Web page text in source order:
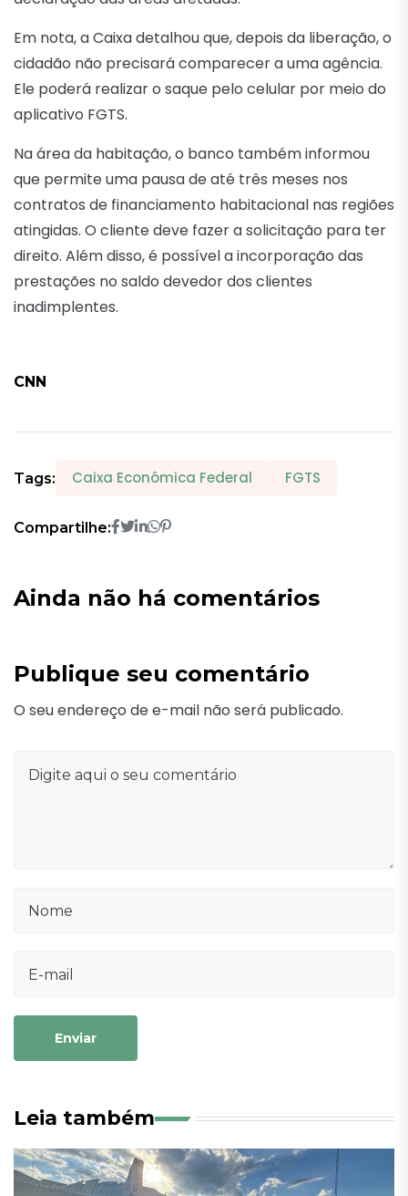
Em nota, a Caixa detalhou que, depois da liberação, o
cidadão não precisará comparecer a uma agência.
Ele poderá realizar o saque pelo celular por meio do
aplicativo FGTS.
Na área da habitação, o banco também informou
que permite uma pausa de até três meses nos
contratos de financiamento habitacional nas regiões
atingidas. O cliente deve fazer a solicitação para ter
direito. Além disso, é possível a incorporação das
prestações no saldo devedor dos clientes
inadimplentes.
CNN
Tags: Caixa Econômica Federal FGTS
Compartilhe:
Ainda não há comentários
Publique seu comentário
O seu endereço de e-mail não será publicado.
Enviar
Leia também